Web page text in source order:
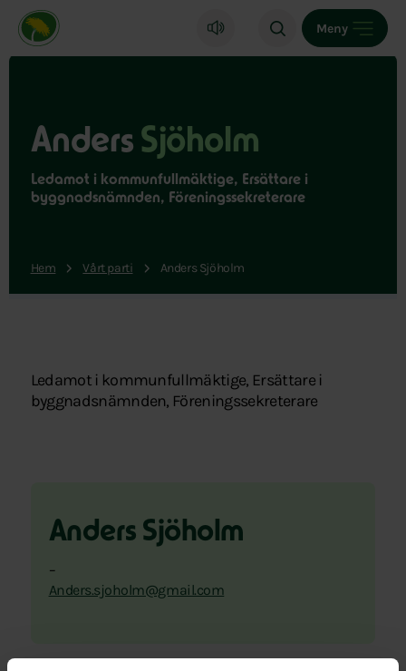
Miljöpartiet de gröna, startsida
Meny
Anders Sjöholm
Ledamot i kommunfullmäktige, Ersättare i
byggnadsnämnden, Föreningssekreterare
Hem Vårt parti Anders Sjöholm
Ledamot i kommunfullmäktige, Ersättare i
byggnadsnämnden, Föreningssekreterare
Anders Sjöholm
–
Anders.sjoholm@gmail.com